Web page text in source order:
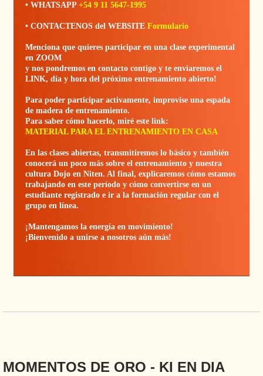
• WHATSAPP +54 9 11 5647-1995
• CONTACTENOS del WEBSITE Formulario
Menciona que quieres participar en una clase experimental
en ZOOM
y nos pondremos en contacto contigo y te enviaremos el
LINK, día y hora del próximo entrenamiento abierto!
Para poder participar activamente, improvise una espada
de madera de entrenamiento.
Para saber cómo hacerlo, miré este link:
MATERIAL PARA EL ENTRENAMIENTO EN CASA
En las clases abiertas, transmitiremos lo básico y también
conocerá un poco más sobre el entrenamiento y nuestra
cultura Dojo en Niten. Al final, explicaremos cómo estamos
trabajando en este período y cómo convertirse en un
estudiante registrado e ir a la formación regular con el
grupo en línea.
¡Mantengamos la energía en movimiento!
¡Bienvenido a unirse a nosotros aún más!
MOMENTOS DE ORO - KI EN DIA